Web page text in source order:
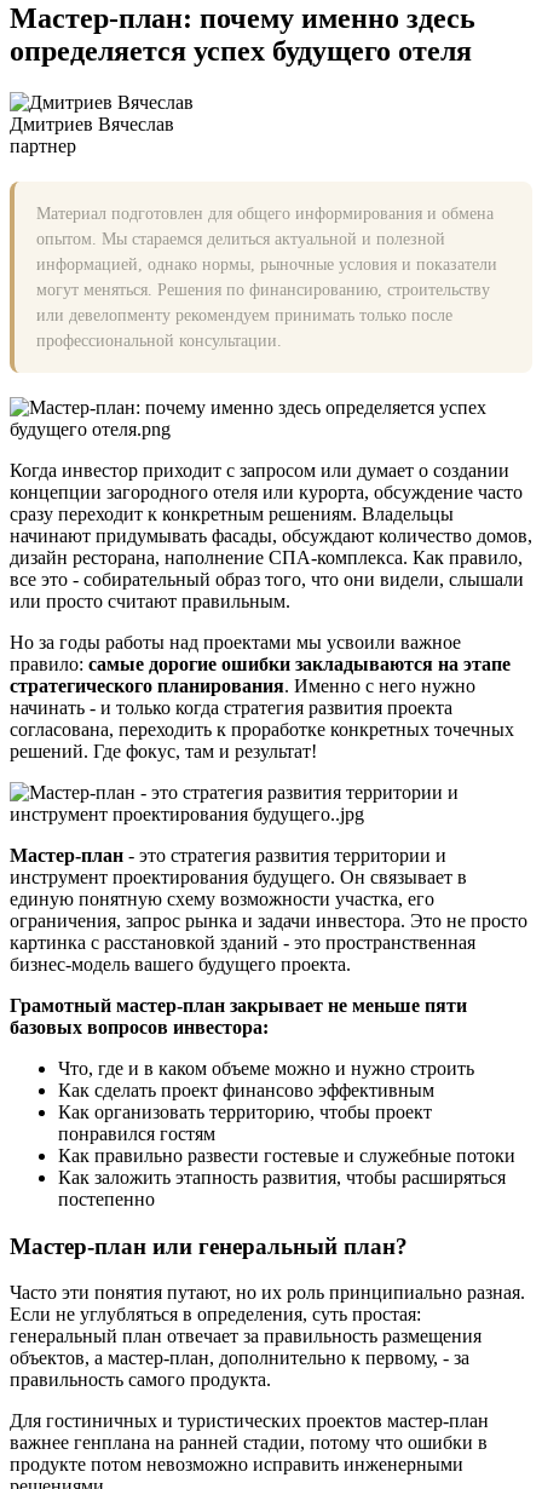
Мастер-план: почему именно здесь
определяется успех будущего отеля
Дмитриев Вячеслав
партнер
Материал подготовлен для общего информирования и обмена
опытом. Мы стараемся делиться актуальной и полезной
информацией, однако нормы, рыночные условия и показатели
могут меняться. Решения по финансированию, строительству
или девелопменту рекомендуем принимать только после
профессиональной консультации.
Когда инвестор приходит с запросом или думает о создании
концепции загородного отеля или курорта, обсуждение часто
сразу переходит к конкретным решениям. Владельцы
начинают придумывать фасады, обсуждают количество домов,
дизайн ресторана, наполнение СПА-комплекса. Как правило,
все это - собирательный образ того, что они видели, слышали
или просто считают правильным.
Но за годы работы над проектами мы усвоили важное
правило: самые дорогие ошибки закладываются на этапе
стратегического планирования. Именно с него нужно
начинать - и только когда стратегия развития проекта
согласована, переходить к проработке конкретных точечных
решений. Где фокус, там и результат!
Мастер-план - это стратегия развития территории и
инструмент проектирования будущего. Он связывает в
единую понятную схему возможности участка, его
ограничения, запрос рынка и задачи инвестора. Это не просто
картинка с расстановкой зданий - это пространственная
бизнес-модель вашего будущего проекта.
Грамотный мастер-план закрывает не меньше пяти
базовых вопросов инвестора:
Что, где и в каком объеме можно и нужно строить
Как сделать проект финансово эффективным
Как организовать территорию, чтобы проект
понравился гостям
Как правильно развести гостевые и служебные потоки
Как заложить этапность развития, чтобы расширяться
постепенно
Мастер-план или генеральный план?
Часто эти понятия путают, но их роль принципиально разная.
Если не углубляться в определения, суть простая:
генеральный план отвечает за правильность размещения
объектов, а мастер-план, дополнительно к первому, - за
правильность самого продукта.
Для гостиничных и туристических проектов мастер-план
важнее генплана на ранней стадии, потому что ошибки в
продукте потом невозможно исправить инженерными